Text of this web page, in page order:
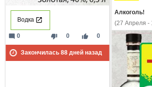
Водка
thumb_down 0 thumb_up 0
mode_comment 0
Закончилась 88дней назад
Алкоголь!
(27 Апреля -